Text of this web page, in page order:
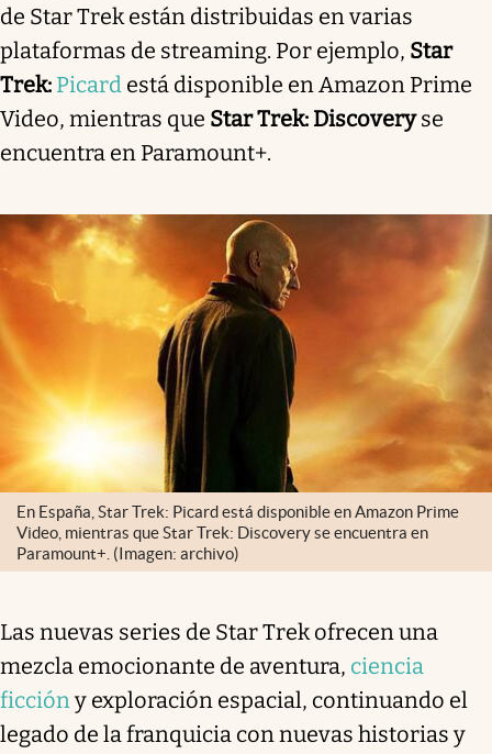
de Star Trek están distribuidas en varias
plataformas de streaming. Por ejemplo, Star
Trek: Picard está disponible en Amazon Prime
Video, mientras que Star Trek: Discoveryse
encuentra en Paramount+.
En España, Star Trek: Picard está disponible en Amazon Prime
Video, mientras que Star Trek: Discovery se encuentra en
Paramount+. (Imagen: archivo)
Las nuevas series de Star Trek ofrecen una
mezcla emocionante de aventura, ciencia
ficcióny exploración espacial, continuando el
legado de la franquicia con nuevas historias y